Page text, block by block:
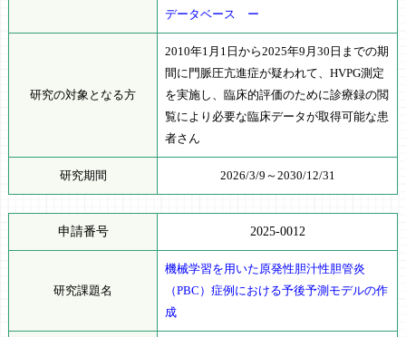
データベース ー
研究の対象となる方
2010年1月1日から2025年9月30日までの期
間に門脈圧亢進症が疑われて、HVPG測定
を実施し、臨床的評価のために診療録の閲
覧により必要な臨床データが取得可能な患
者さん
研究期間 2026/3/9～2030/12/31
申請番号 2025-0012
研究課題名
機械学習を用いた原発性胆汁性胆管炎
（PBC）症例における予後予測モデルの作
成